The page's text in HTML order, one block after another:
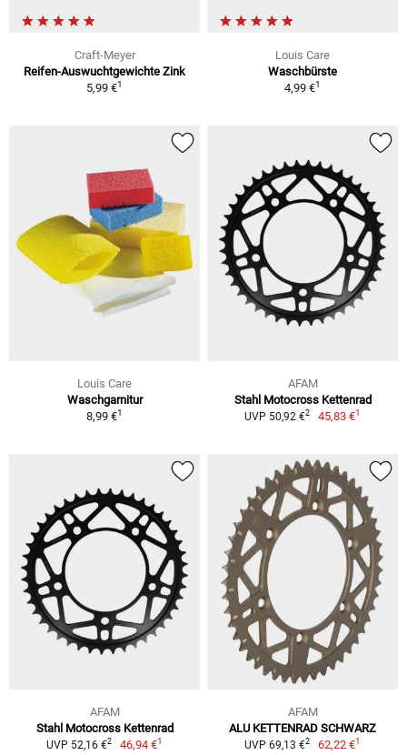
Craft-Meyer
Reifen-Auswuchtgewichte Zink
5,99 €1
Louis Care
Waschbürste
4,99 €1
Louis Care
Waschgarnitur
8,99 €1
AFAM
Stahl Motocross Kettenrad
UVP 50,92 €2 45,83 €1
AFAM
Stahl Motocross Kettenrad
UVP 52,16 €2 46,94 €1
AFAM
ALU KETTENRAD SCHWARZ
UVP 69,13 €2 62,22 €1